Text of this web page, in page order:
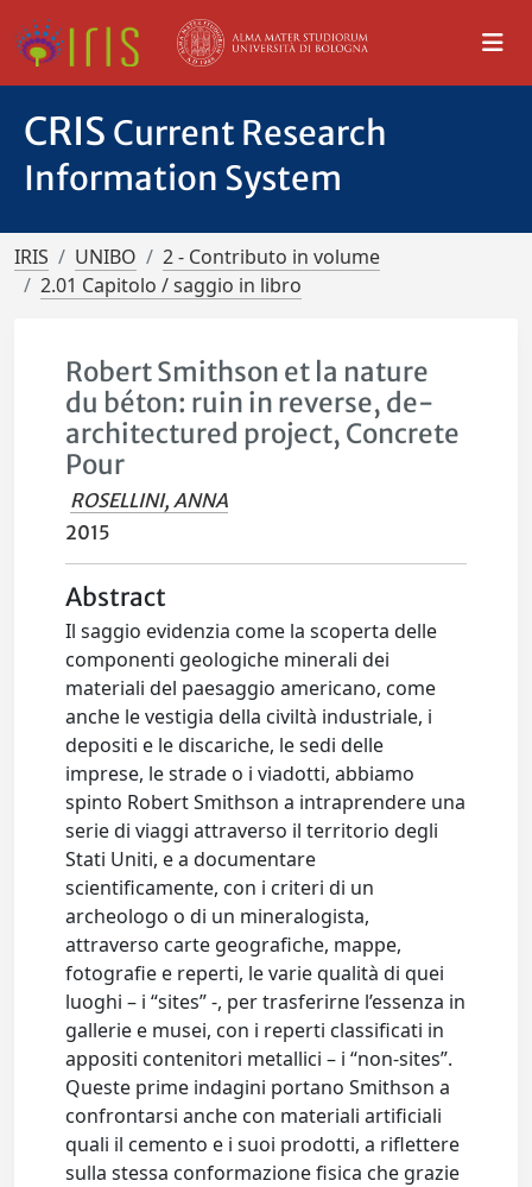
CRIS Current Research
Information System
IRIS UNIBO
2 - Contributo in volume
2.01 Capitolo / saggio in libro
Robert Smithson et la nature
du béton: ruin in reverse, de-
architectured project, Concrete
Pour
ROSELLINI, ANNA
2015
Abstract
Il saggio evidenzia come la scoperta delle
componenti geologiche minerali dei
materiali del paesaggio americano, come
anche le vestigia della civiltà industriale, i
depositi e le discariche, le sedi delle
imprese, le strade o i viadotti, abbiamo
spinto Robert Smithson a intraprendere una
serie di viaggi attraverso il territorio degli
Stati Uniti, e a documentare
scientificamente, con i criteri di un
archeologo o di un mineralogista,
attraverso carte geografiche, mappe,
fotografie e reperti, le varie qualità di quei
luoghi – i “sites” -, per trasferirne l’essenza in
gallerie e musei, con i reperti classificati in
appositi contenitori metallici – i “non-sites”.
Queste prime indagini portano Smithson a
confrontarsi anche con materiali artificiali
quali il cemento e i suoi prodotti, a riflettere
sulla stessa conformazione fisica che grazie